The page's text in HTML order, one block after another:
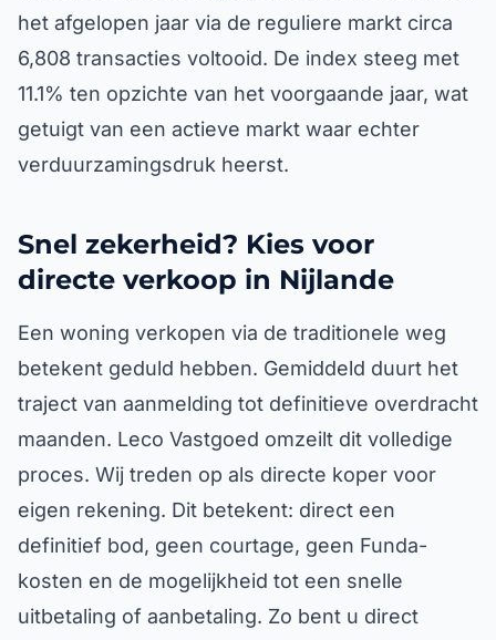
het afgelopen jaar via de reguliere markt circa
6,808 transacties voltooid. De index steeg met
11.1% ten opzichte van het voorgaande jaar, wat
getuigt van een actieve markt waar echter
verduurzamingsdruk heerst.
Snel zekerheid? Kies voor
directe verkoop in Nijlande
Een woning verkopen via de traditionele weg
betekent geduld hebben. Gemiddeld duurt het
traject van aanmelding tot definitieve overdracht
maanden. Leco Vastgoed omzeilt dit volledige
proces. Wij treden op als directe koper voor
eigen rekening. Dit betekent: direct een
definitief bod, geen courtage, geen Funda-
kosten en de mogelijkheid tot een snelle
uitbetaling of aanbetaling. Zo bent u direct